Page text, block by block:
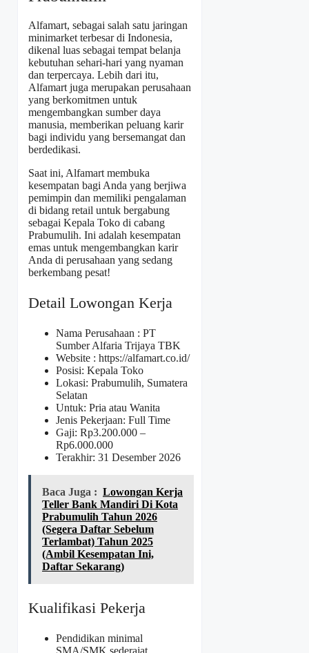
Alfamart, sebagai salah satu jaringan
minimarket terbesar di Indonesia,
dikenal luas sebagai tempat belanja
kebutuhan sehari-hari yang nyaman
dan terpercaya. Lebih dari itu,
Alfamart juga merupakan perusahaan
yang berkomitmen untuk
mengembangkan sumber daya
manusia, memberikan peluang karir
bagi individu yang bersemangat dan
berdedikasi.
Saat ini, Alfamart membuka
kesempatan bagi Anda yang berjiwa
pemimpin dan memiliki pengalaman
di bidang retail untuk bergabung
sebagai Kepala Toko di cabang
Prabumulih. Ini adalah kesempatan
emas untuk mengembangkan karir
Anda di perusahaan yang sedang
berkembang pesat!
Detail Lowongan Kerja
Nama Perusahaan : PT
Sumber Alfaria Trijaya TBK
Website : https://alfamart.co.id/
Posisi: Kepala Toko
Lokasi: Prabumulih, Sumatera
Selatan
Untuk: Pria atau Wanita
Jenis Pekerjaan: Full Time
Gaji: Rp3.200.000 –
Rp6.000.000
Terakhir: 31 Desember 2026
Baca Juga : Lowongan Kerja
Teller Bank Mandiri Di Kota
Prabumulih Tahun 2026
(Segera Daftar Sebelum
Terlambat) Tahun 2025
(Ambil Kesempatan Ini,
Daftar Sekarang)
Kualifikasi Pekerja
Pendidikan minimal
SMA/SMK sederajat